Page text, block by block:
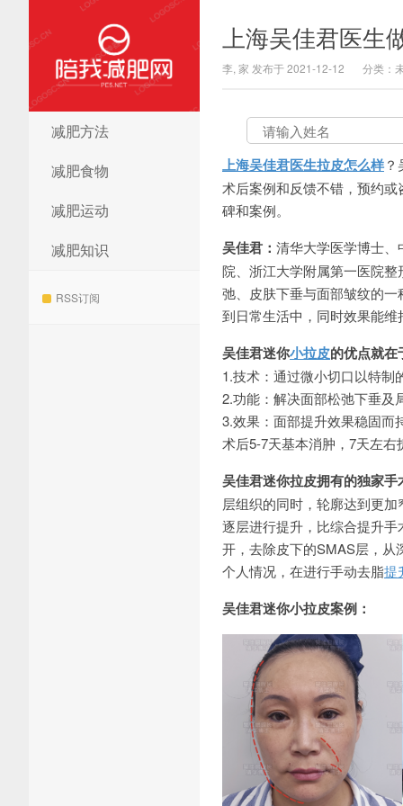
陪我减肥网
减肥方法
减肥食物
减肥运动
减肥知识
RSS订阅
上海吴佳君医生
李, 家 发布于 2021-12-12 分类：
上海吴佳君医生拉皮怎么样
术后案例和反馈不错，预约
碑和案例。
吴佳君： 清华大学医学博士
院、浙江大学附属第一医院
弛、皮肤下垂与面部皱纹的
到日常生活中，同时效果能维
吴佳君迷你小拉皮的优点就在
1.技术：通过微小切口以特制
2.功能：解决面部松弛下垂及
3.效果：面部提升效果稳固而
术后5-7天基本消肿，7天左
吴佳君迷你拉皮拥有的独家手
层组织的同时，轮廓达到更
逐层进行提升，比综合提升
开，去除皮下的SMAS层，从
个人情况，在进行手动去脂提
吴佳君迷你小拉皮案例：